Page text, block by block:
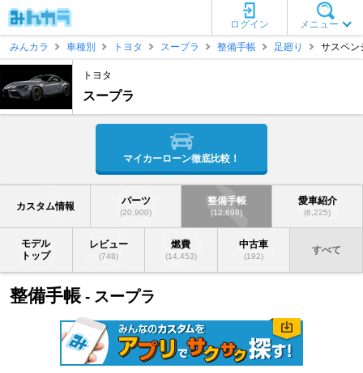
メニュー
ログイン
みんカラ
車種別 トヨタ スープラ 整備手帳 足廻り サスペン
トヨタ
スープラ
マイカーローン徹底比較！
カスタム情報 パーツ
(20,900)
整備手帳
(12,698)
愛車紹介
(6,225)
モデル
トップ
レビュー
(748)
燃費
(14,453)
中古車
(192)
すべて
整備手帳 - スープラ